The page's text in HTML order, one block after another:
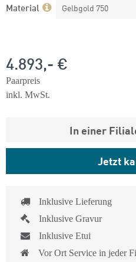
Material Gelbgold 750
4.893,- €
Paarpreis
inkl. MwSt.
In einer
Jetzt
Inklusive Lieferung
Inklusive Gravur
Inklusive Etui
Vor Ort Service in jeder